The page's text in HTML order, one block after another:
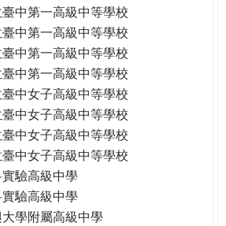
中第一高級中等學校
中第一高級中等學校
中第一高級中等學校
中第一高級中等學校
中女子高級中等學校
中女子高級中等學校
中女子高級中等學校
中女子高級中等學校
驗高級中學
驗高級中學
學附屬高級中學